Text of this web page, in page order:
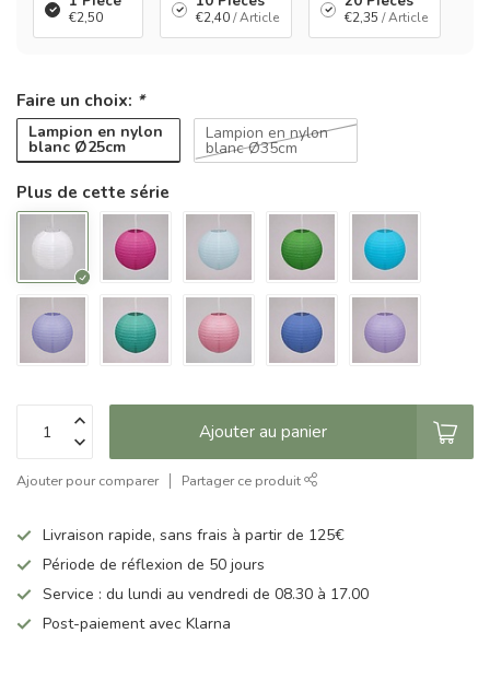
€2,50 €2,40/ Article €2,35 / Article
Faire un choix: *
Lampion en nylon
blanc Ø25cm
Lampion en nylon
blanc Ø35cm
Plus de cette série
Ajouter au panier
Ajouter pour comparer Partager ce produit
Livraison rapide, sans frais à partir de 125€
Période de réflexion de 50 jours
Service : du lundi au vendredi de 08.30 à 17.00
Post-paiement avec Klarna